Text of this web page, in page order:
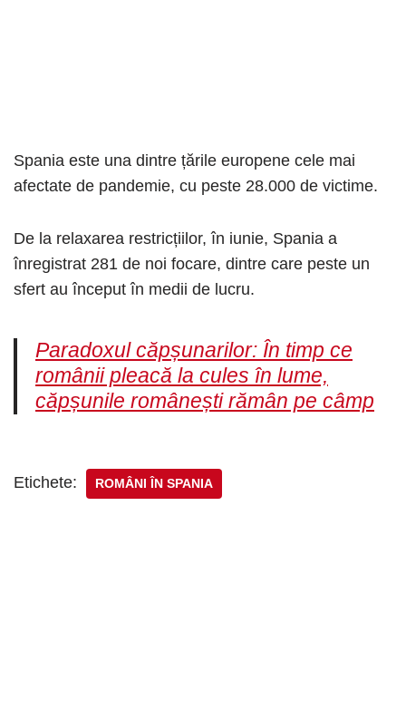
Spania este una dintre țările europene cele mai
afectate de pandemie, cu peste 28.000 de victime.
De la relaxarea restricțiilor, în iunie, Spania a
înregistrat 281 de noi focare, dintre care peste un
sfert au început în medii de lucru.
Paradoxul căpșunarilor: În timp ce
românii pleacă la cules în lume,
căpșunile românești rămân pe câmp
Etichete: ROMÂNI ÎN SPANIA